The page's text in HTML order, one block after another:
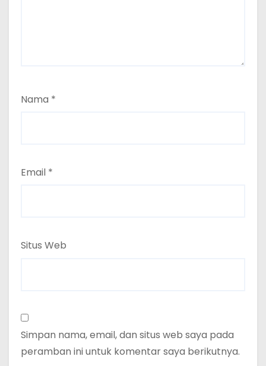
Nama *
Email *
Situs Web
Simpan nama, email, dan situs web saya pada
peramban ini untuk komentar saya berikutnya.